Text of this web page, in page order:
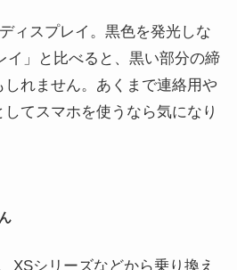
スプレイ。黒色を発光しな
イ」と比べると、黒い部分の締
しれません。あくまで連絡用や
てスマホを使うなら気になり
XSシリーズなどから乗り換え